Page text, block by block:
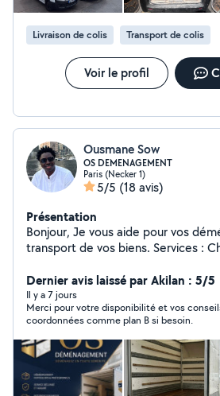
Livraison de colis Transport de colis
Voir le profil
Ousmane Sow
OS DEMENAGEMENT
Paris (Necker 1)
5/5 (18 avis)
Présentation
Bonjour, Je vous aide pour vos déménagements et le
transport de vos biens. Services : Chargement,
faire monter ou descendre des
volumineux par l'extérieur d'un bâtiment.
Efficace, soigneux et habitué aux
Contactez-moi pour un
sérénité ! Zéro 7.58.88.55.41
Dernier avis laissé par Akilan : 5/5
Il y a 7 jours
Merci pour votre disponibilité et vos
coordonnées comme plan B si besoin.